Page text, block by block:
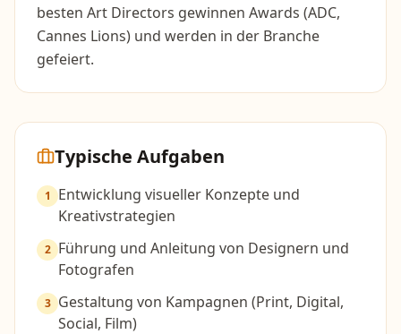
besten Art Directors gewinnen Awards (ADC,
Cannes Lions) und werden in der Branche
gefeiert.
Typische Aufgaben
1
Entwicklung visueller Konzepte und
Kreativstrategien
2 Führung und Anleitung von Designern und
Fotografen
3 Gestaltung von Kampagnen (Print, Digital,
Social, Film)